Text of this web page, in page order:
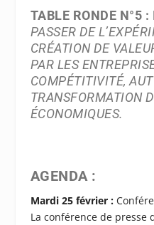
TABLE RONDE N°5
PASSER DE
CRÉATION DE
PAR LES
COMPÉTITIVITÉ,
TRANSFORMATION
ÉCONOMIQUES.
AGENDA :
Mardi 25 février :
La conférence de presse